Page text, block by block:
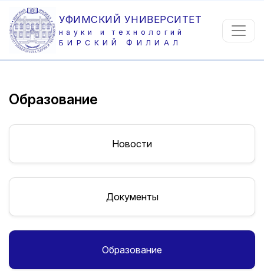
УФИМСКИЙ УНИВЕРСИТЕТ
науки и технологий
БИРСКИЙ ФИЛИАЛ
Образование
Новости
Документы
Образование